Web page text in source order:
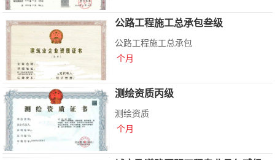
公路工程施工总承包叁级
公路工程施工总承包
个月
测绘资质丙级
测绘资质
个月